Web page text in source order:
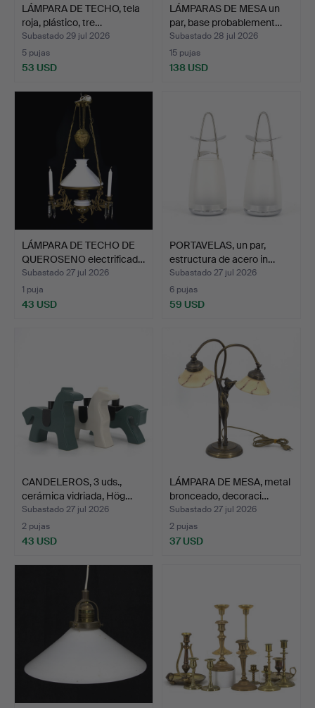
LÁMPARA DE TECHO, tela
roja, plástico, tre…
Subastado 29 jul 2026
5 pujas
53 USD
LÁMPARAS DE MESA un
par, base probablement…
Subastado 28 jul 2026
15 pujas
138 USD
LÁMPARA DE TECHO DE
QUEROSENO electrificad…
Subastado 27 jul 2026
1 puja
43 USD
PORTAVELAS, un par,
estructura de acero in…
Subastado 27 jul 2026
6 pujas
59 USD
CANDELEROS, 3 uds.,
cerámica vidriada, Hög…
Subastado 27 jul 2026
2 pujas
43 USD
LÁMPARA DE MESA, metal
bronceado, decoraci…
Subastado 27 jul 2026
2 pujas
37 USD